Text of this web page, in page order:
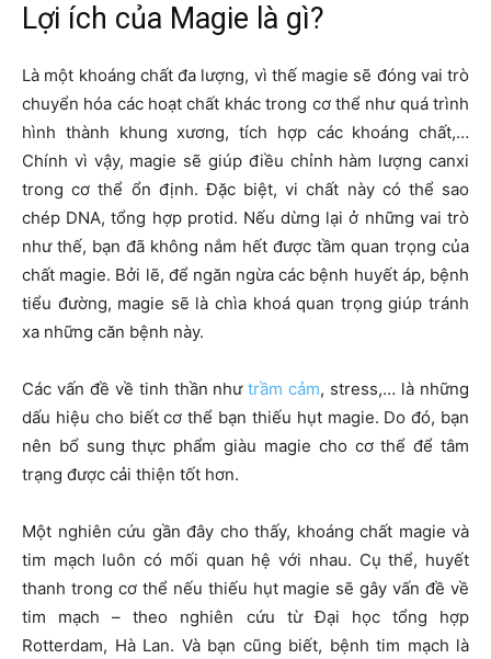
Lợi ích của Magie là gì?
Là một khoáng chất đa lượng, vì thế magie sẽ đóng vai trò
chuyển hóa các hoạt chất khác trong cơ thể như quá trình
hình thành khung xương, tích hợp các khoáng chất,…
Chính vì vậy, magie sẽ giúp điều chỉnh hàm lượng canxi
trong cơ thể ổn định. Đặc biệt, vi chất này có thể sao
chép DNA, tổng hợp protid. Nếu dừng lại ở những vai trò
như thế, bạn đã không nắm hết được tầm quan trọng của
chất magie. Bởi lẽ, để ngăn ngừa các bệnh huyết áp, bệnh
tiểu đường, magie sẽ là chìa khoá quan trọng giúp tránh
xa những căn bệnh này.
Các vấn đề về tinh thần nhưtrầm cảm, stress,… là những
dấu hiệu cho biết cơ thể bạn thiếu hụt magie. Do đó, bạn
nên bổ sung thực phẩm giàu magie cho cơ thể để tâm
trạng được cải thiện tốt hơn.
Một nghiên cứu gần đây cho thấy, khoáng chất magie và
tim mạch luôn có mối quan hệ với nhau. Cụ thể, huyết
thanh trong cơ thể nếu thiếu hụt magie sẽ gây vấn đề về
tim mạch – theo nghiên cứu từ Đại học tổng hợp
Rotterdam, Hà Lan. Và bạn cũng biết, bệnh tim mạch là